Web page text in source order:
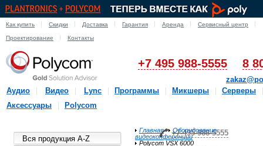
Как купить Скидки Доставка Гарантия Аренда Сервисный центр
Проектирование Контакты
+7 495 988-5555 8
Аудио
Видео Lync Программы Микшеры
Серверы
Аксессуары
Polycom
Вся продукция A-Z
+7-495-988-5555
Главная
Оборудование
видеоконференции
Polycom VSX 6000